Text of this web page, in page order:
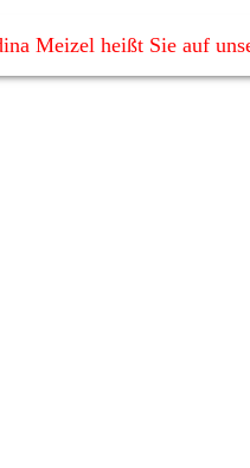
Meizel heißt Sie auf